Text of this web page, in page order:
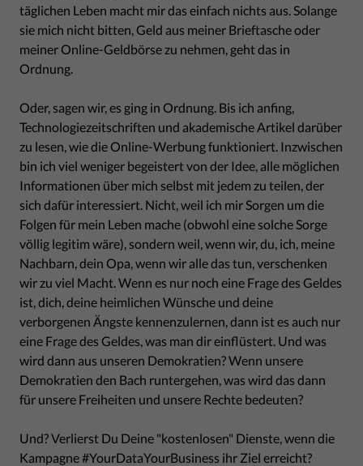
täglichen Leben macht mir das einfach nichts aus. Solange
sie mich nicht bitten, Geld aus meiner Brieftasche oder
meiner Online-Geldbörse zu nehmen, geht das in
Ordnung.
Oder, sagen wir, es ging in Ordnung. Bis ich anfing,
Technologiezeitschriften und akademische Artikel darüber
zu lesen, wie die Online-Werbung funktioniert. Inzwischen
bin ich viel weniger begeistert von der Idee, alle möglichen
Informationen über mich selbst mit jedem zu teilen, der
sich dafür interessiert. Nicht, weil ich mir Sorgen um die
Folgen für mein Leben mache (obwohl eine solche Sorge
völlig legitim wäre), sondern weil, wenn wir, du, ich, meine
Nachbarn, dein Opa, wenn wir alle das tun, verschenken
wir zu viel Macht. Wenn es nur noch eine Frage des Geldes
ist, dich, deine heimlichen Wünsche und deine
verborgenen Ängste kennenzulernen, dann ist es auch nur
eine Frage des Geldes, was man dir einflüstert. Und was
wird dann aus unseren Demokratien? Wenn unsere
Demokratien den Bach runtergehen, was wird das dann
für unsere Freiheiten und unsere Rechte bedeuten?
Und? Verlierst Du Deine "kostenlosen" Dienste, wenn die
Kampagne #YourDataYourBusiness ihr Ziel erreicht?